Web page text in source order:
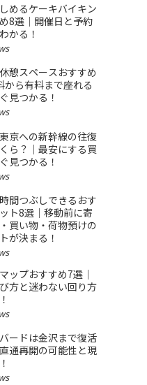
めるケーキバイキン
8選｜開催日と予約
かる！
憩スペースおすすめ
から有料まで座れる
見つかる！
京への新幹線の往復
ら？｜最安にする買
見つかる！
間つぶしできるおす
ト8選｜移動前に寄
買い物・荷物預けの
が決まる！
ップおすすめ7選｜
方と迷わない回り方
ードは金沢まで復活
通再開の可能性と現